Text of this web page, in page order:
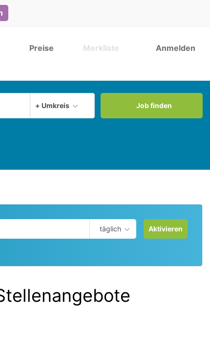
Anmelden
Preise Merkliste
+ Umkreis
Aktuellen Ort verwenden
Job finden
täglich Aktivieren